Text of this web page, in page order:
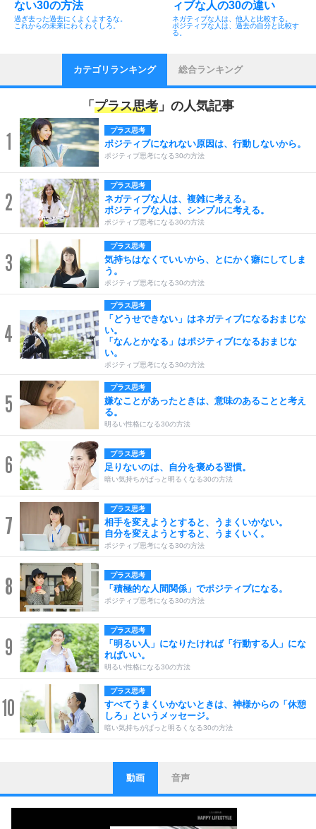
ない30の方法
過ぎ去った過去にくよくよするな。
これからの未来にわくわくしろ。
ィブな人の30の違い
ネガティブな人は、他人と比較する。
ポジティブな人は、過去の自分と比較す
る。
カテゴリランキング 総合ランキング
「 プラス思考 」の人気記事
1 プラス思考
ポジティブになれない原因は、行動しないから。
ポジティブ思考になる30の方法
2
プラス思考
ネガティブな人は、複雑に考える。
ポジティブな人は、シンプルに考える。
ポジティブ思考になる30の方法
3
プラス思考
気持ちはなくていいから、とにかく癖にしてしま
う。
ポジティブ思考になる30の方法
4
プラス思考
「どうせできない」はネガティブになるおまじな
い。
「なんとかなる」はポジティブになるおまじな
い。
ポジティブ思考になる30の方法
5
プラス思考
嫌なことがあったときは、意味のあることと考え
る。
明るい性格になる30の方法
6 プラス思考
足りないのは、自分を褒める習慣。
暗い気持ちがぱっと明るくなる30の方法
7
プラス思考
相手を変えようとすると、うまくいかない。
自分を変えようとすると、うまくいく。
ポジティブ思考になる30の方法
8 プラス思考
「積極的な人間関係」でポジティブになる。
ポジティブ思考になる30の方法
9
プラス思考
「明るい人」になりたければ「行動する人」にな
ればいい。
明るい性格になる30の方法
10
プラス思考
すべてうまくいかないときは、神様からの「休憩
しろ」というメッセージ。
暗い気持ちがぱっと明るくなる30の方法
1
ストレス対策
他人と比べない。
いっそのこと、他人を見ない。
いらいらしない人になる30の方法
動画 音声